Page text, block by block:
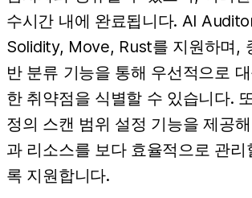
수시간 내에 완료됩니다. AI
Solidity, Move, Rust를 지원하며,
반 분류 기능을 통해 우선적으로
한 취약점을 식별할 수 있습니다.
정의 스캔 범위 설정 기능을 제공
과 리소스를 보다 효율적으로 관리
록 지원합니다.